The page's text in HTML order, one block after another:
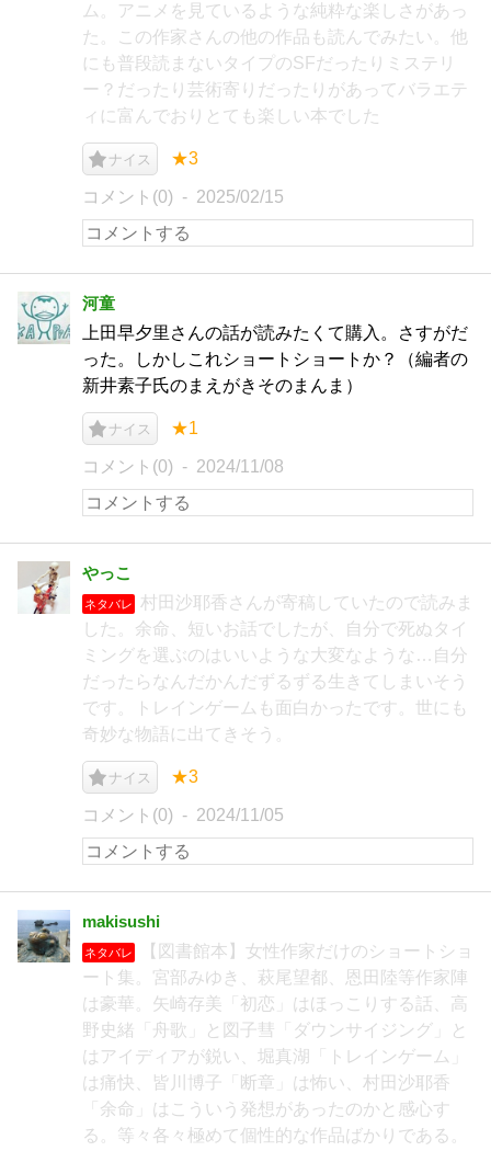
ム。アニメを見ているような純粋な楽しさがあっ
た。この作家さんの他の作品も読んでみたい。他
にも普段読まないタイプのSFだったりミステリ
ー？だったり芸術寄りだったりがあってバラエテ
ィに富んでおりとても楽しい本でした
ナイス ★3
コメント(0) 2025/02/15
河童
上田早夕里さんの話が読みたくて購入。さすがだ
った。しかしこれショートショートか？（編者の
新井素子氏のまえがきそのまんま）
ナイス ★1
コメント(0) 2024/11/08
やっこ
ネタバレ
村田沙耶香さんが寄稿していたので読みま
した。余命、短いお話でしたが、自分で死ぬタイ
ミングを選ぶのはいいような大変なような…自分
だったらなんだかんだずるずる生きてしまいそう
です。トレインゲームも面白かったです。世にも
奇妙な物語に出てきそう。
ナイス ★3
コメント(0) 2024/11/05
makisushi
ネタバレ
【図書館本】女性作家だけのショートショ
ート集。宮部みゆき、萩尾望都、恩田陸等作家陣
は豪華。矢崎存美「初恋」はほっこりする話、高
野史緒「舟歌」と図子彗「ダウンサイジング」と
はアイディアが鋭い、堀真湖「トレインゲーム」
は痛快、皆川博子「断章」は怖い、村田沙耶香
「余命」はこういう発想があったのかと感心す
る。等々各々極めて個性的な作品ばかりである。